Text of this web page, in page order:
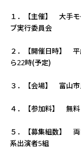
１．【主催】 大手モ
ブ実行委員会
２．【開催日時】
ら22時(予定)
３．【会場】 富山市
４．【参加料】 無料
５．【募集組数】 両
系出演者5組